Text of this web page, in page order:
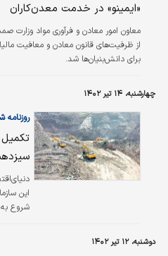
«ایمینو» در خدمت معدن‏‏‌کاران
معاون امور معادن و فرآوری مواد وزارت
از ظرفیت‌‌‌های قانون معادن و معافیت
برای دانش‌‌‌بنیان‌‌‌ها شد.
چهارشنبه، ۱۴ تیر ۱۴۰۲
روزنامه
این
دوشنبه، ۱۲ تیر ۱۴۰۲